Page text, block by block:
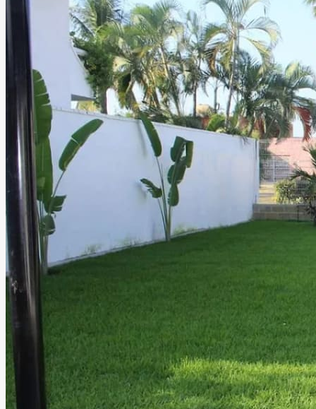
decoración, permitiendo crear celebraciones totalmente
personalizadas y memorables. Leer más